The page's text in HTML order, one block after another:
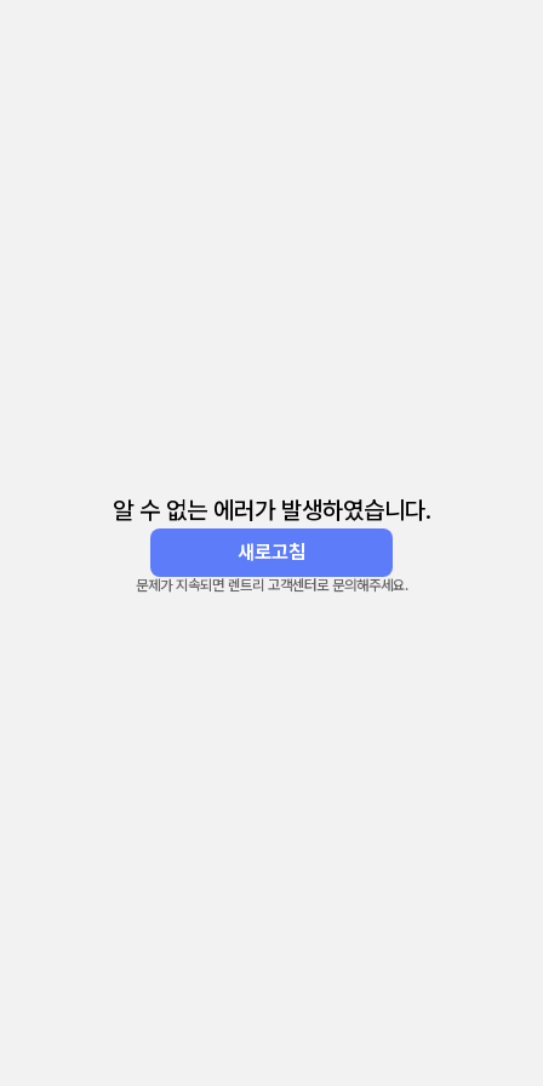
알 수 없는 에러가 발생하였습니다.
새로고침
문제가 지속되면 렌트리 고객센터로 문의해주세요.